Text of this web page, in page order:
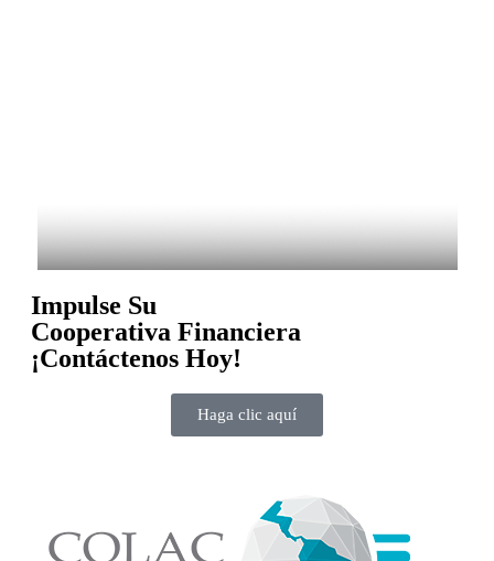
Impulse Su
Cooperativa Financiera
¡Contáctenos Hoy!
Haga clic aquí